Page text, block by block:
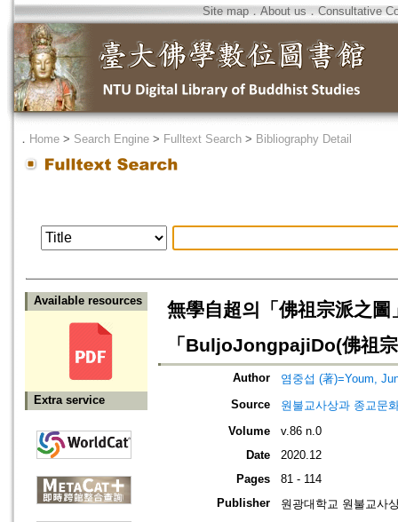
Site map．About us ． Consultative
． Home > Search Engine > Fulltext Search > Bibliography Detail
Available resources
Extra service
無學自超의「佛祖宗派之
「BuljoJongpajiDo(佛祖
Author
염중섭 (著)=Youm,
Source
원불교사상과 종교문
Volume
v.86 n.0
Date
2020.12
Pages
81 - 114
Publisher
원광대학교 원불교사